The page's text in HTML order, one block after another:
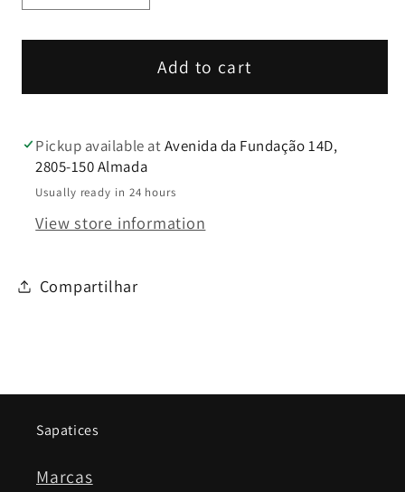
quantity
for
Bordeaux
Padrão
-
Rufel
quantity
for
Mochila
Bordeaux
Padrão
-
Rufel
Add to cart
Pickup available atAvenida da Fundação 14D,
2805-150 Almada
Usually ready in 24 hours
View store information
Compartilhar
Sapatices
Marcas